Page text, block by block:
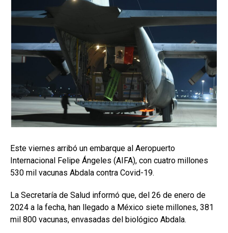
Este viernes arribó un embarque al Aeropuerto
Internacional Felipe Ángeles (AIFA), con cuatro millones
530 mil vacunas Abdala contra Covid-19.
La Secretaría de Salud informó que, del 26 de enero de
2024 a la fecha, han llegado a México siete millones, 381
mil 800 vacunas, envasadas del biológico Abdala.